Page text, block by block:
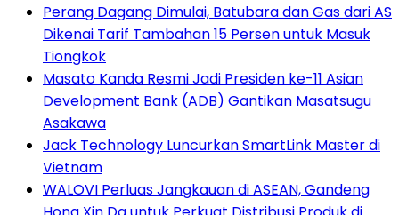
Perang Dagang Dimulai, Batubara dan Gas dari AS
Dikenai Tarif Tambahan 15 Persen untuk Masuk
Tiongkok
Masato Kanda Resmi Jadi Presiden ke-11 Asian
Development Bank (ADB) Gantikan Masatsugu
Asakawa
Jack Technology Luncurkan SmartLink Master di
Vietnam
WALOVI Perluas Jangkauan di ASEAN, Gandeng